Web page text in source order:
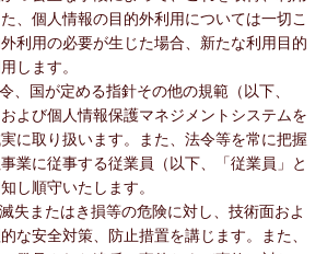
、個人情報の目的外利用については一切こ
利用の必要が生じた場合、新たな利用目的
します。
、国が定める指針その他の規範（以下、
および個人情報保護マネジメントシステムを
に取り扱います。また、法令等を常に把握
業に従事する従業員（以下、「従業員」と
し順守いたします。
失またはき損等の危険に対し、技術面およ
な安全対策、防止措置を講じます。また、